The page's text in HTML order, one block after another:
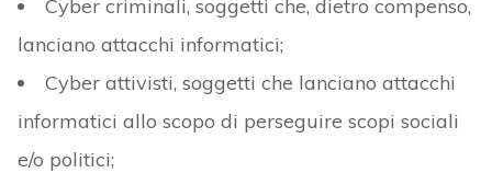
Cyber criminali, soggetti che, dietro compenso,
lanciano attacchi informatici;
Cyber attivisti, soggetti che lanciano attacchi
informatici allo scopo di perseguire scopi sociali
e/o politici;